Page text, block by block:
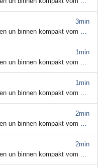
3min
un binnen kompakt vom 14. Juli
1min
un binnen kompakt vom 13. Juli
1min
un binnen kompakt vom 10. Juli
2min
un binnen kompakt vom 9. Juli
2min
un binnen kompakt vom 6. Juli